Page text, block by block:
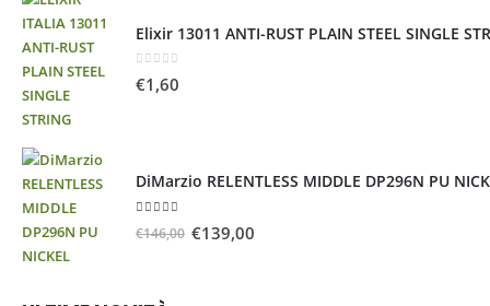
Elixir 13011 ANTI-RUST PLAIN STEEL SINGLE
0Su 5
€1,60
DiMarzio RELENTLESS MIDDLE DP296N PU
€146,00 €139,00